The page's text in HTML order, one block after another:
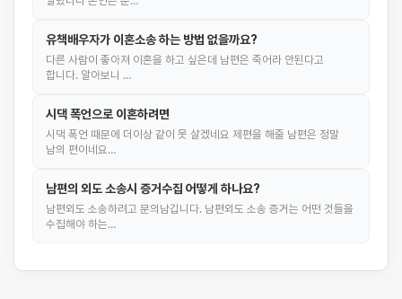
유책배우자가 이혼소송 하는 방법 없을까요?
다른 사람이 좋아져 이혼을 하고 싶은데 남편은 죽어라 안된다고
합니다. 알아보니 …
시댁 폭언으로 이혼하려면
시댁 폭언 때문에 더이상 같이 못 살겠네요 제편을 해줄 남편은 정말
남의 편이네요…
남편의 외도 소송시 증거수집 어떻게 하나요?
남편외도 소송하려고 문의남깁니다. 남편외도 소송 증거는 어떤 것들을
수집해야 하는…